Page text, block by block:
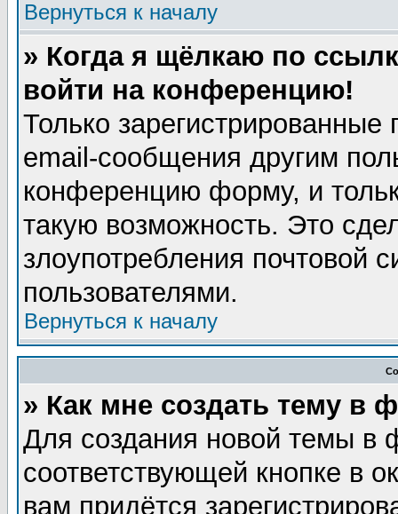
Вернуться к началу
» Когда я щёлкаю по
войти на конференцию!
Только зарегистрированные
email-сообщения другим
конференцию форму, и
такую возможность. Это
злоупотребления почтовой
пользователями.
Вернуться к началу
» Как мне создать тему в
Для создания новой темы в
соответствующей кнопке в
вам придётся